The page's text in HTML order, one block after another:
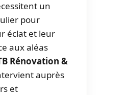
un
pour
éclat et leur
aux aléas
Rénovation &
auprès
et